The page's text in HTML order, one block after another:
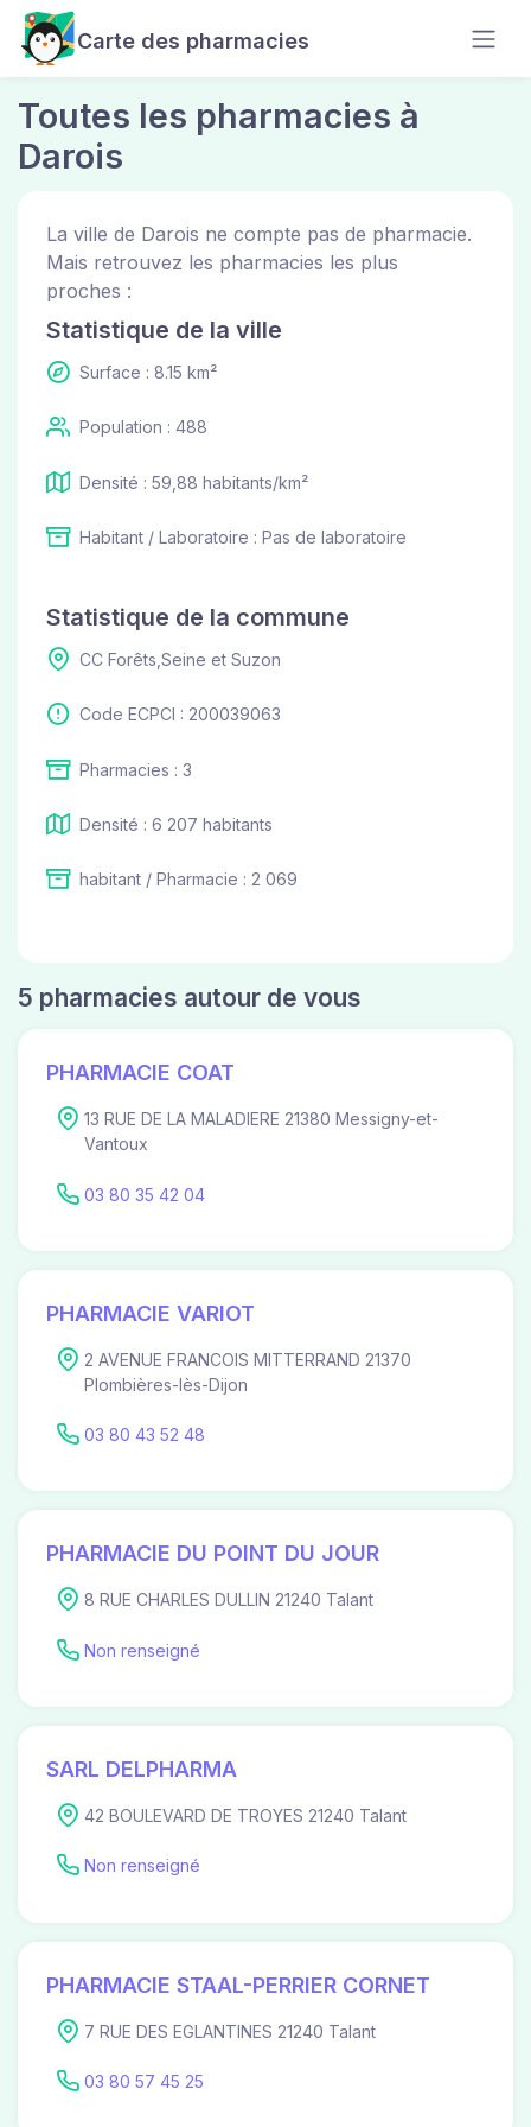
Carte des pharmacies
Toutes les pharmacies à
Darois
La ville de Darois ne compte pas de pharmacie.
Mais retrouvez les pharmacies les plus
proches :
Statistique de la ville
Surface : 8.15 km²
Population : 488
Densité : 59,88 habitants/km²
Habitant / Laboratoire : Pas de laboratoire
Statistique de la commune
CC Forêts,Seine et Suzon
Code ECPCI : 200039063
Pharmacies : 3
Densité : 6 207 habitants
habitant / Pharmacie : 2 069
5 pharmacies autour de vous
PHARMACIE COAT
13 RUE DE LA MALADIERE 21380 Messigny-et-
Vantoux
03 80 35 42 04
PHARMACIE VARIOT
2 AVENUE FRANCOIS MITTERRAND 21370
Plombières-lès-Dijon
03 80 43 52 48
PHARMACIE DU POINT DU JOUR
8 RUE CHARLES DULLIN 21240 Talant
Non renseigné
SARL DELPHARMA
42 BOULEVARD DE TROYES 21240 Talant
Non renseigné
PHARMACIE STAAL-PERRIER CORNET
7 RUE DES EGLANTINES 21240 Talant
03 80 57 45 25